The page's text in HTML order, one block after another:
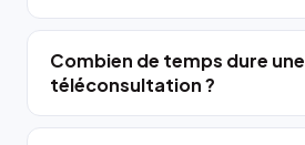
Combien de temps dure une
téléconsultation ?